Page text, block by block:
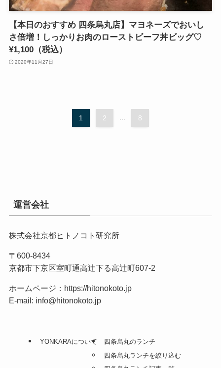
【本日のおすすめ 四条烏丸店】マヨネーズでおいし
さ倍増！しっかりお肉のローストビーフ丼ビッグ♡
¥1,100（税込）
2020年11月27日
1 2 ... 8
運営会社
株式会社京都ヒトノコト研究所
〒600-8434
京都市下京区室町通高辻下る高辻町607-2
ホームページ： https://hitonokoto.jp
E-mail: info@hitonokoto.jp
YONKARAについて
四条烏丸のランチ
四条烏丸ランチを絞り込む